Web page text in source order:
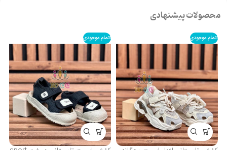
محصولات پیشنهادی
اتمام موجودی اتمام موجودی